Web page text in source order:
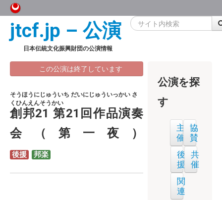
jtcf.jp – 公演
日本伝統文化振興財団の公演情報
この公演は終了しています
創邦21 第21回作品演奏
会（第一夜）
そうほうにじゅういち だいにじゅういっかい さ
くひんえんそうかい
後援 邦楽
公演を探
す
主
催
協
賛
後
援
共
催
関
連